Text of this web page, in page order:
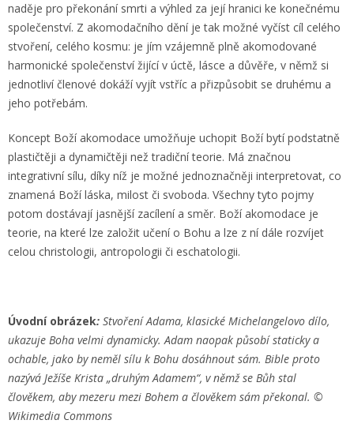
naděje pro překonání smrti a výhled za její hranici ke konečnému
společenství. Z akomodačního dění je tak možné vyčíst cíl celého
stvoření, celého kosmu: je jím vzájemně plně akomodované
harmonické společenství žijící v úctě, lásce a důvěře, v němž si
jednotliví členové dokáží vyjít vstříc a přizpůsobit se druhému a
jeho potřebám.
Koncept Boží akomodace umožňuje uchopit Boží bytí podstatně
plastičtěji a dynamičtěji než tradiční teorie. Má značnou
integrativní sílu, díky níž je možné jednoznačněji interpretovat, co
znamená Boží láska, milost či svoboda. Všechny tyto pojmy
potom dostávají jasnější zacílení a směr. Boží akomodace je
teorie, na které lze založit učení o Bohu a lze z ní dále rozvíjet
celou christologii, antropologii či eschatologii.
Úvodní obrázek: Stvoření Adama, klasické Michelangelovo dílo,
ukazuje Boha velmi dynamicky. Adam naopak působí staticky a
ochable, jako by neměl sílu k Bohu dosáhnout sám. Bible proto
nazývá Ježíše Krista „druhým Adamem“, v němž se Bůh stal
člověkem, aby mezeru mezi Bohem a člověkem sám překonal. ©
Wikimedia Commons